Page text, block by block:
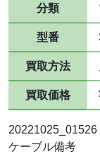
分類
型番
買取方法
買取価格
ケーブル備考